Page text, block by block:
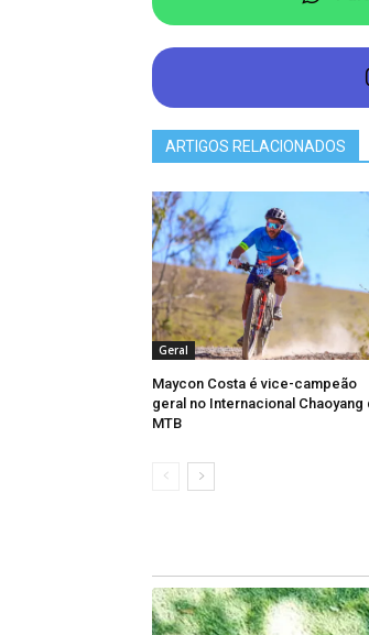
porte, com
administrativos,
cerca de 200 vagas
eixos de Controle e
execução, o projeto
pelo Ministério da
começaram em
serem erguidas no
metros quadrados.
ARTIGOS RELACIONADOS
Geral
Maycon Costa é vice-campeão
geral no Internacional Chaoyang
MTB